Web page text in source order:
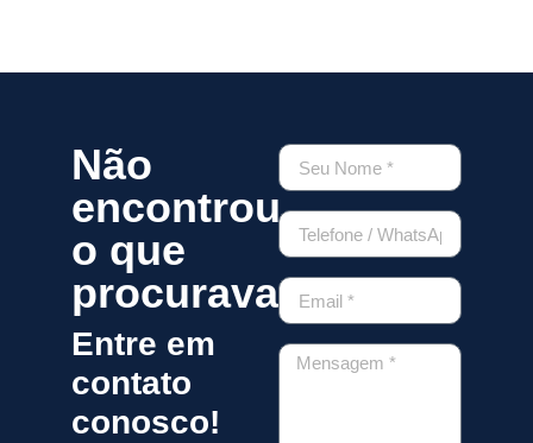
Não
encontrou
o que
procurava?
Entre em
contato
conosco!